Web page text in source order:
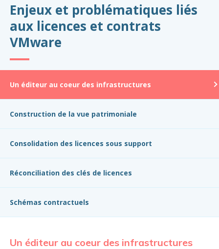
Enjeux et problématiques liés
aux licences et contrats
VMware
Un éditeur au coeur des infrastructures
Construction de la vue patrimoniale
Consolidation des licences sous support
Réconciliation des clés de licences
Schémas contractuels
Un éditeur au coeur des infrastructures